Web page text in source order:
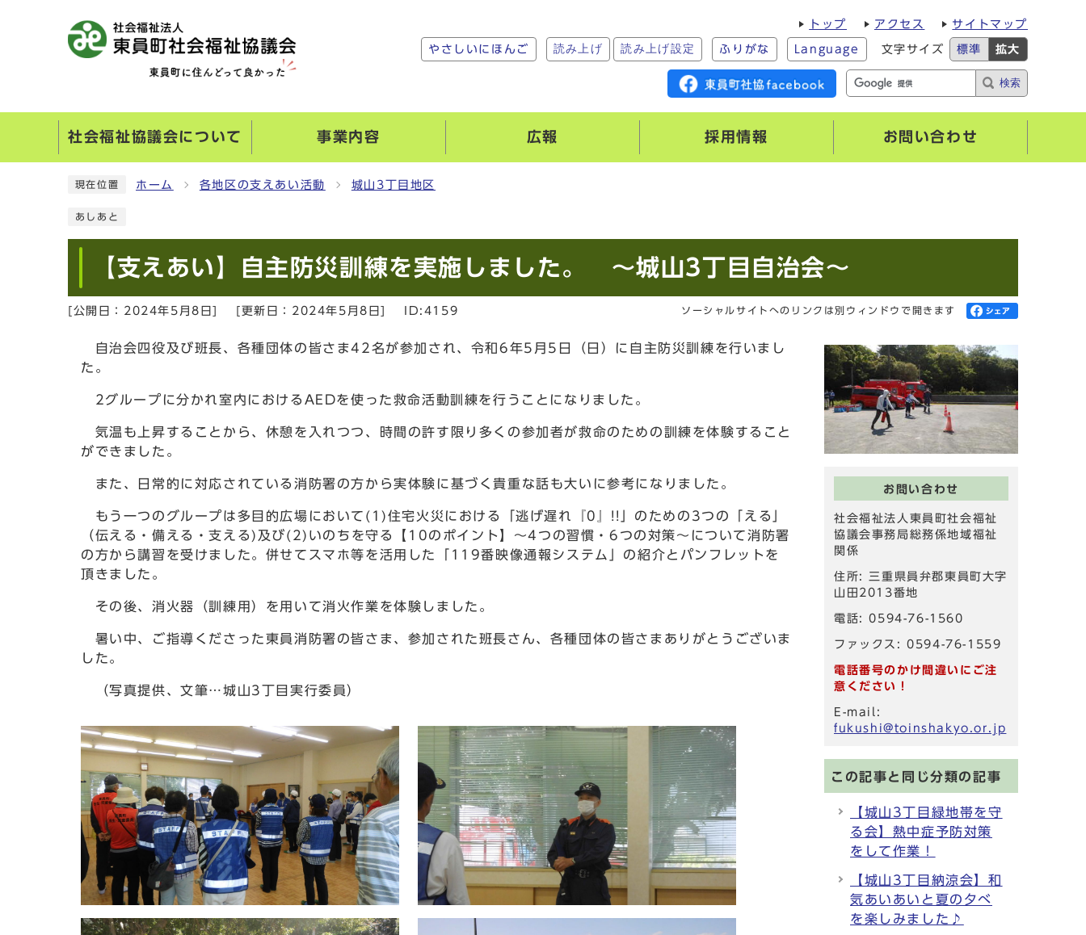
トップ アクセス サイトマップ
やさしいにほんご 読み上げ 読み上げ設定 ふりがな Language 文字サイズ 標準 拡大
検索
社会福祉協議会について 事業内容 広報 採用情報 お問い合わせ
現在位置 ホーム 各地区の支えあい活動 城山3丁目地区
あしあと
【支えあい】自主防災訓練を実施しました。 ～城山3丁目自治会～
[公開日： 2024年5月8日 [更新日： 2024年5月8日 ID:4159 ソーシャルサイトへのリンクは別ウィンドウで開きます
自治会四役及び班長、各種団体の皆さま42名が参加され、令和6年5月5日（日）に自主防災訓練を行いまし
た。
2グループに分かれ室内におけるAEDを使った救命活動訓練を行うことになりました。
気温も上昇することから、休憩を入れつつ、時間の許す限り多くの参加者が救命のための訓練を体験すること
ができました。
また、日常的に対応されている消防署の方から実体験に基づく貴重な話も大いに参考になりました。
もう一つのグループは多目的広場において(1)住宅火災における「逃げ遅れ『0』!!」のための3つの「える」
（伝える・備える・支える)及び(2)いのちを守る【10のポイント】～4つの習慣・6つの対策～について消防署
の方から講習を受けました。併せてスマホ等を活用した「119番映像通報システム」の紹介とパンフレットを
頂きました。
その後、消火器（訓練用）を用いて消火作業を体験しました。
暑い中、ご指導くださった東員消防署の皆さま、参加された班長さん、各種団体の皆さまありがとうございま
した。
（写真提供、文筆…城山3丁目実行委員）
お問い合わせ
社会福祉法人東員町社会福祉
協議会事務局総務係地域福祉
関係
住所: 三重県員弁郡東員町大字
山田2013番地
電話: 0594-76-1560
ファックス: 0594-76-1559
電話番号のかけ間違いにご注
意ください！
E-mail:
fukushi@toinshakyo.or.jp
この記事と同じ分類の記事
【城山3丁目緑地帯を守
る会】熱中症予防対策
をして作業！
【城山3丁目納涼会】和
気あいあいと夏の夕べ
を楽しみました♪